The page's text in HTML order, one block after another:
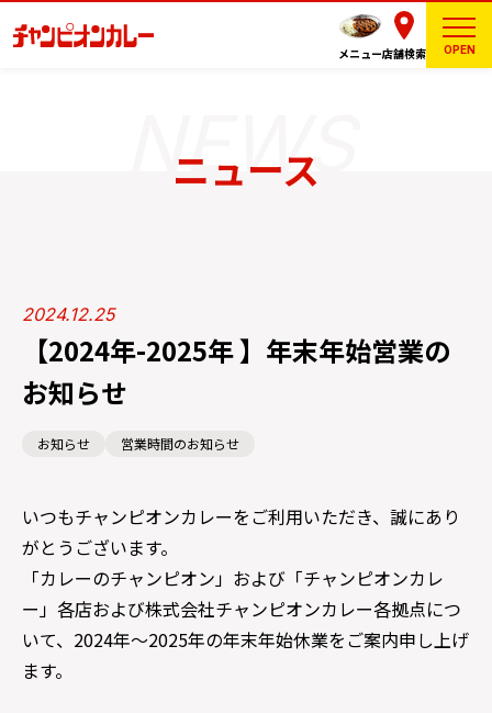
メニュー店舗検索 OPEN
ニュース
2024.12.25
【2024年-2025年 】年末年始営業の
お知らせ
お知らせ 営業時間のお知らせ
いつもチャンピオンカレーをご利用いただき、誠にあり
がとうございます。
「カレーのチャンピオン」および「チャンピオンカレ
ー」各店および株式会社チャンピオンカレー各拠点につ
いて、2024年～2025年の年末年始休業をご案内申し上げ
ます。